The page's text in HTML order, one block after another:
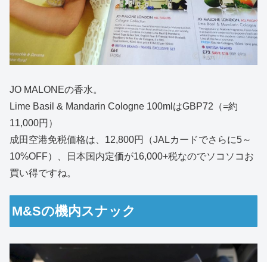
JO MALONEの香水。
Lime Basil & Mandarin Cologne 100mlはGBP72（=約
11,000円）
成田空港免税価格は、12,800円（JALカードでさらに5～
10%OFF）、日本国内定価が16,000+税なのでソコソコお
買い得ですね。
M&Sの機内スナック